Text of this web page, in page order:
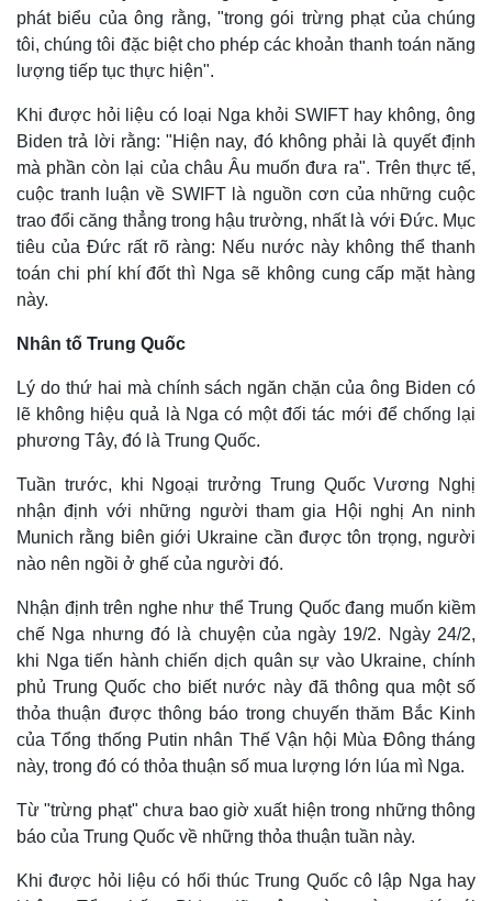
Kinh tế
Khởi nghiệp
Chứng khoán
Giá cà phê
phát biểu của ông rằng, "trong gói trừng phạt của chúng
tôi, chúng tôi đặc biệt cho phép các khoản thanh toán năng
lượng tiếp tục thực hiện".
Khi được hỏi liệu có loại Nga khỏi SWIFT hay không, ông
Biden trả lời rằng: "Hiện nay, đó không phải là quyết định
mà phần còn lại của châu Âu muốn đưa ra". Trên thực tế,
cuộc tranh luận về SWIFT là nguồn cơn của những cuộc
trao đổi căng thẳng trong hậu trường, nhất là với Đức. Mục
tiêu của Đức rất rõ ràng: Nếu nước này không thể thanh
toán chi phí khí đốt thì Nga sẽ không cung cấp mặt hàng
này.
Nhân tố Trung Quốc
Lý do thứ hai mà chính sách ngăn chặn của ông Biden có
lẽ không hiệu quả là Nga có một đối tác mới để chống lại
phương Tây, đó là Trung Quốc.
Tuần trước, khi Ngoại trưởng Trung Quốc Vương Nghị
nhận định với những người tham gia Hội nghị An ninh
Munich rằng biên giới Ukraine cần được tôn trọng, người
nào nên ngồi ở ghế của người đó.
Nhận định trên nghe như thể Trung Quốc đang muốn kiềm
chế Nga nhưng đó là chuyện của ngày 19/2. Ngày 24/2,
khi Nga tiến hành chiến dịch quân sự vào Ukraine, chính
phủ Trung Quốc cho biết nước này đã thông qua một số
thỏa thuận được thông báo trong chuyến thăm Bắc Kinh
của Tổng thống Putin nhân Thế Vận hội Mùa Đông tháng
này, trong đó có thỏa thuận số mua lượng lớn lúa mì Nga.
Từ "trừng phạt" chưa bao giờ xuất hiện trong những thông
báo của Trung Quốc về những thỏa thuận tuần này.
Khi được hỏi liệu có hối thúc Trung Quốc cô lập Nga hay